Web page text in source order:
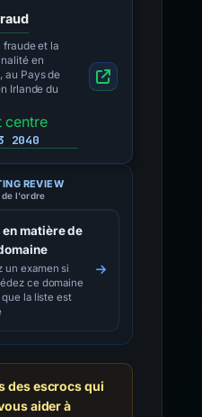
fraude et la
en
au Pays de
Irlande du
centre
2040
REVIEW
de l'ordre
en matière de
un examen si
ce domaine
la liste est
des escrocs qui
aider à